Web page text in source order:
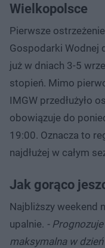
Wielkopolsce
Pierwsze
Gospodarki Wodnej
już w dniach 3-5
stopień. Mimo
IMGW przedłużyło
obowiązuje do
19:00. Oznacza to
najdłużej w całym
Jak gorąco
Najbliższy weekend
upalnie. -
maksymalna w